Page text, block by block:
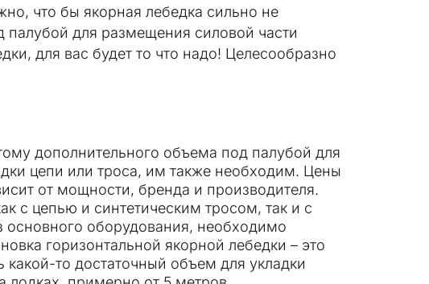
что бы якорная лебедка сильно не
палубой для размещения силовой части
для вас будет то что надо! Целесообразно
дополнительного объема под палубой для
цепи или троса, им также необходим. Цены
от мощности, бренда и производителя.
с цепью и синтетическим тросом, так и с
основного оборудования, необходимо
горизонтальной якорной лебедки – это
то достаточный объем для укладки